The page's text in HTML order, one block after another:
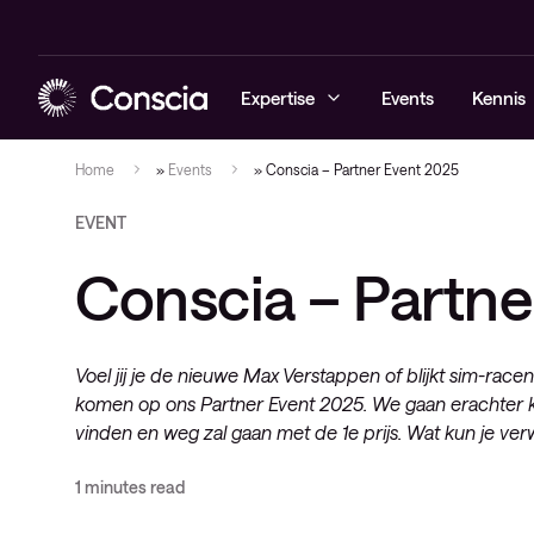
Expertise
Networking
Networking
Observability
Digital
Conscia services & support
Healthcare
Service
Events Kennis
Whitepaper
Events
Videos
Home » Events » Conscia – Partner Event 2025
EVENT
Conscia –
Voel jij je de nieuwe Max Verstappen of blijkt sim-
komen op ons Partner Event 2025. We gaan
vinden en weg zal gaan met de 1e prijs. Wat kun je
1 minutes read